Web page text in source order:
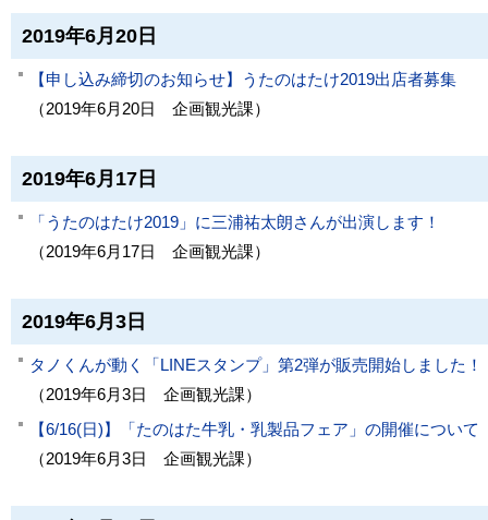
2019年6月20日
【申し込み締切のお知らせ】うたのはたけ2019出店者募集
（2019年6月20日 企画観光課）
2019年6月17日
「うたのはたけ2019」に三浦祐太朗さんが出演します！
（2019年6月17日 企画観光課）
2019年6月3日
タノくんが動く「LINEスタンプ」第2弾が販売開始しました！
（2019年6月3日 企画観光課）
【6/16(日)】「たのはた牛乳・乳製品フェア」の開催について
（2019年6月3日 企画観光課）